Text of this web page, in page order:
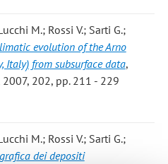
M.; Rossi V.; Sarti G.;
evolution of the Arno
Italy) from subsurface data,
2007, 202, pp. 211 - 229
M.; Rossi V.; Sarti G.;
dei depositi